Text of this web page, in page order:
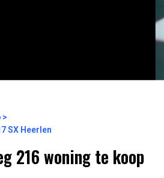
SX Heerlen
216 woning te koop